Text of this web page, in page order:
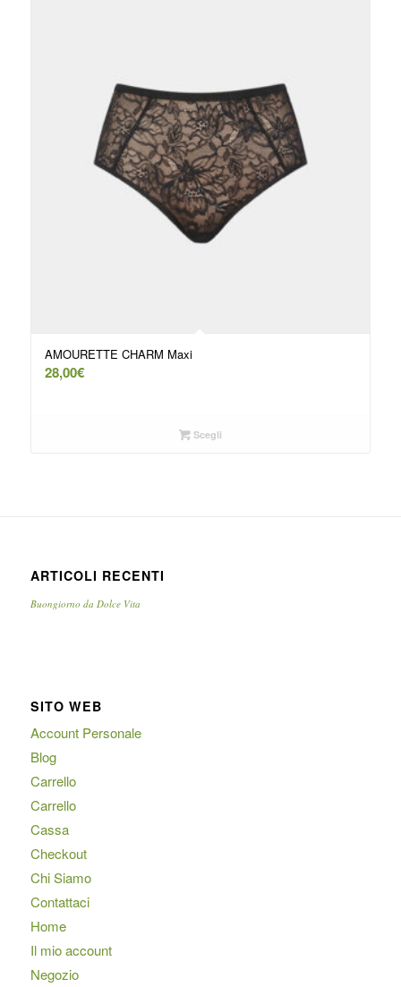
AMOURETTE CHARM Maxi
28,00€
Scegli
ARTICOLI RECENTI
Buongiorno da Dolce Vita
SITO WEB
Account Personale
Blog
Carrello
Carrello
Cassa
Checkout
Chi Siamo
Contattaci
Home
Il mio account
Negozio